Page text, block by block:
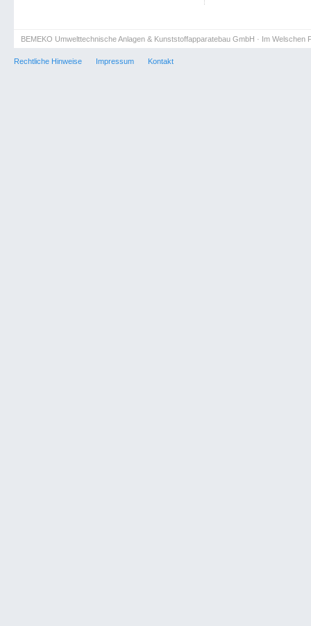
BEMEKO Umwelttechnische Anlagen & Kunststoffapparatebau GmbH · Im Welschen
Rechtliche Hinweise Impressum Kontakt